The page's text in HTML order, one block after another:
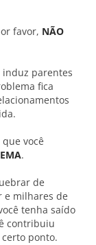
favor, NÃO
induz parentes
fica
você
.
de
e milhares de
tenha saído
contribuiu
ponto.